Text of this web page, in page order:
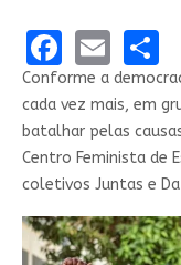
Conforme a
cada vez mais, em
batalhar pelas
Centro Feminista de
coletivos Juntas e Da